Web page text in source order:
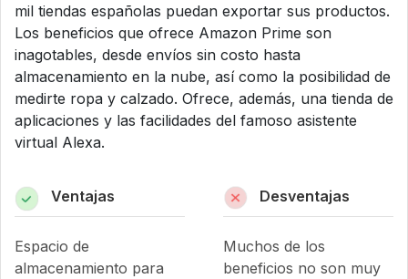
mil tiendas españolas puedan exportar sus productos.
Los beneficios que ofrece Amazon Prime son
inagotables, desde envíos sin costo hasta
almacenamiento en la nube, así como la posibilidad de
medirte ropa y calzado. Ofrece, además, una tienda de
aplicaciones y las facilidades del famoso asistente
virtual Alexa.
Ventajas
Espacio de
almacenamiento para
Desventajas
Muchos de los
beneficios no son muy